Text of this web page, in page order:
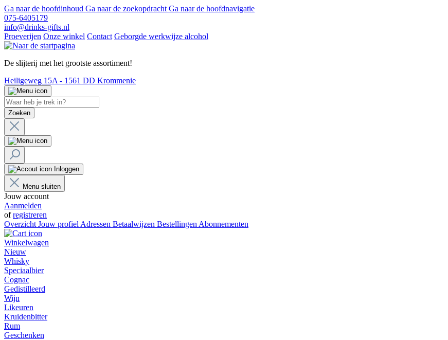
Ga naar de hoofdinhoud Ga naar de zoekopdracht Ga naar de hoofdnavigatie
075-6405179
info@drinks-gifts.nl
Proeverijen Onze winkel Contact Geborgde werkwijze alcohol
De slijterij met het grootste assortiment!
Heiligeweg 15A - 1561 DD Krommenie
Zoeken
Inloggen
Menu sluiten
Jouw account
Aanmelden
ofregistreren
Overzicht Jouw profiel Adressen Betaalwijzen Bestellingen Abonnementen
Winkelwagen
Nieuw
Whisky
Speciaalbier
Cognac
Gedistilleerd
Wijn
Likeuren
Kruidenbitter
Rum
Geschenken